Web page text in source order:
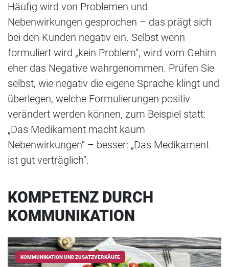
Häufig wird von Problemen und
Nebenwirkungen gesprochen – das prägt sich
bei den Kunden negativ ein. Selbst wenn
formuliert wird „kein Problem“, wird vom Gehirn
eher das Negative wahrgenommen. Prüfen Sie
selbst, wie negativ die eigene Sprache klingt und
überlegen, welche Formulierungen positiv
verändert werden können, zum Beispiel statt:
„Das Medikament macht kaum
Nebenwirkungen“ – besser: „Das Medikament
ist gut verträglich“.
KOMPETENZ DURCH
KOMMUNIKATION
KOMMUNIKATION UND ZUSATZVERKÄUFE